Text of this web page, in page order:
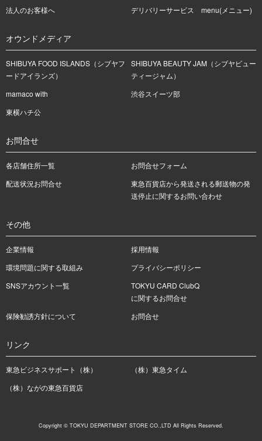
法人のお客様へ
デリバリーサービス menu(メニュー)
オウンドメディア
SHIBUYA FOOD ISLANDS（シブヤフ
ードアイランズ）
SHIBUYA BEAUTY JAM（シブヤビュー
ティージャム）
mamaco with
渋谷スイーツ部
東横ハチ公
お問合せ
各店舗住所一覧
お問合せフォーム
配送状況お問合せ
東急百貨店から発送される郵送物の発
送停止に関するお問い合わせ
その他
企業情報
採用情報
環境問題に関する取組み
プライバシーポリシー
SNSアカウント一覧
TOKYU CARD ClubQ
に関するお問合せ
保険勧誘方針について
お問合せ
リンク
東急ビジネスサポート（株）
（株）東急タイム
（株）ながの東急百貨店
Copyright © TOKYU DEPARTMENT STORE CO.,LTD All Rights Reserved.